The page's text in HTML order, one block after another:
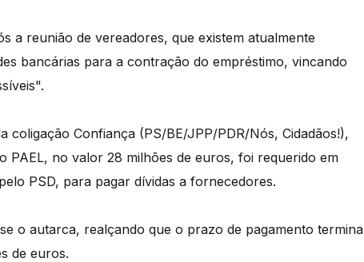
a reunião de vereadores, que existem atualmente
bancárias para a contração do empréstimo, vincando
coligação Confiança (PS/BE/JPP/PDR/Nós, Cidadãos!),
PAEL, no valor 28 milhões de euros, foi requerido em
PSD, para pagar dívidas a fornecedores.
o autarca, realçando que o prazo de pagamento termina
de euros.